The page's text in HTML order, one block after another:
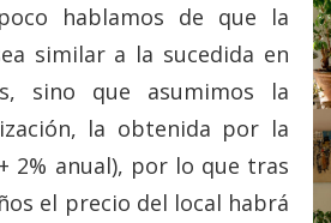
hablamos de que la
similar a la sucedida en
sino que asumimos la
la obtenida por la
2% anual), por lo que tras
el precio del local habrá